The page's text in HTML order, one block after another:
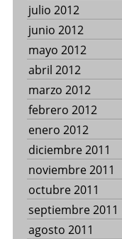
julio 2012
junio 2012
mayo 2012
abril 2012
marzo 2012
febrero 2012
enero 2012
diciembre 2011
noviembre 2011
octubre 2011
septiembre 2011
agosto 2011